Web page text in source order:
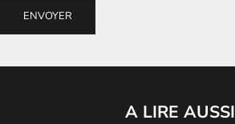
ENVOYER
A LIRE AUSSI